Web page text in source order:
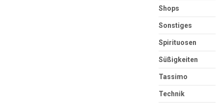
Shops
Sonstiges
Spirituosen
Süßigkeiten
Tassimo
Technik